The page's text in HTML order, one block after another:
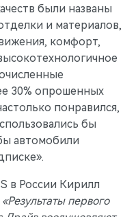
кроссовер
были названы
и материалов,
комфорт,
30% опрошенных
понравился,
бы
автомобили
в России Кирилл
«Результаты первого